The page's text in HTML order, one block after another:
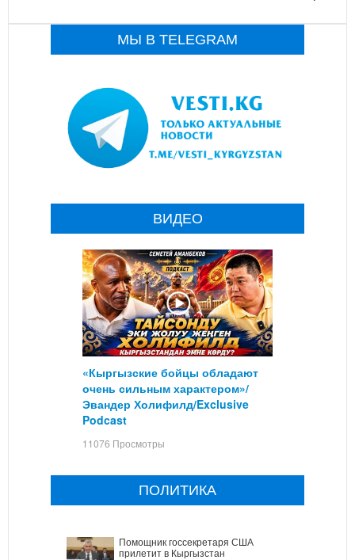
МЫ В TELEGRAM
ВИДЕО
«Кыргызские бойцы обладают
очень сильным характером»/
Эвандер Холифилд/Exclusive
Podcast
11076 Просмотры
ПОЛИТИКА
Помощник госсекретаря США
прилетит в Кыргызстан